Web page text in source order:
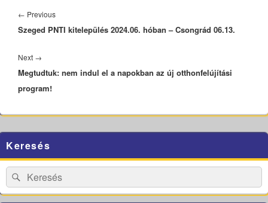
navigáció
← PreviousPrevious
post:
Szeged PNTI kitelepülés 2024.06. hóban – Csongrád 06.13.
Next →
post:
Megtudtuk: nem indul el a napokban az új otthonfelújítási
program!
Sidebar
Widget
Area
Keresés
Search
for:
Search